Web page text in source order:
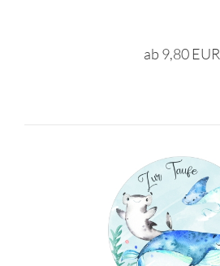
ab 9,80 EUR